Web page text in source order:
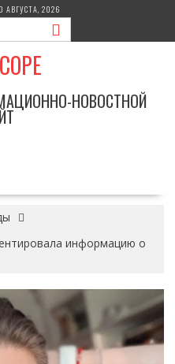
АВГУСТА, 2026
НОВОСТНОЙ
информацию о